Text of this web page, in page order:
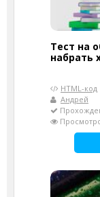
Тест на
набрать
HTML-код
Андрей